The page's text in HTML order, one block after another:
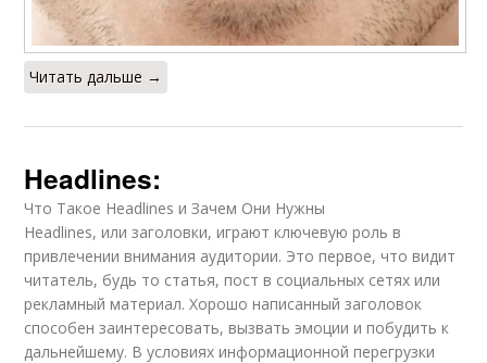
Читать дальше →
Headlines:
Что Такое Headlines и Зачем Они Нужны
Headlines, или заголовки, играют ключевую роль в
привлечении внимания аудитории. Это первое, что видит
читатель, будь то статья, пост в социальных сетях или
рекламный материал. Хорошо написанный заголовок
способен заинтересовать, вызвать эмоции и побудить к
дальнейшему. В условиях информационной перегрузки